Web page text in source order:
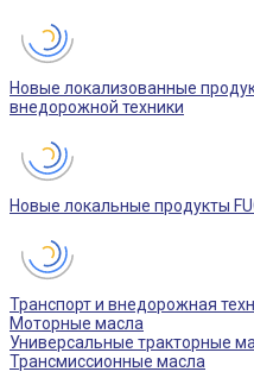
Новые локализованные
внедорожной техники
Новые локальные продукты
Транспорт и внедорожная
Моторные масла
Универсальные тракторные
Трансмиссионные масла